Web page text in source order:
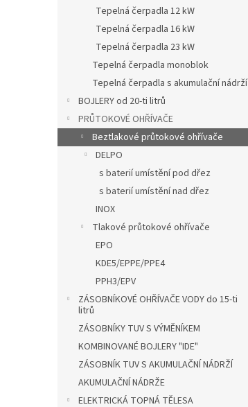
Tepelná čerpadla 12 kW
Tepelná čerpadla 16 kW
Tepelná čerpadla 23 kW
Tepelná čerpadla monoblok
Tepelná čerpadla s akumulační nádrží
BOJLERY od 20-ti litrů
PRŮTOKOVÉ OHŘÍVAČE
Beztlakové průtokové ohřívače
DELPO
s baterií umístění pod dřez
s baterií umístění nad dřez
INOX
Tlakové průtokové ohřívače
EPO
KDE5/EPPE/PPE4
PPH3/EPV
ZÁSOBNÍKOVÉ OHŘÍVAČE VODY do 15-ti
litrů
ZÁSOBNÍKY TUV S VÝMĚNÍKEM
KOMBINOVANÉ BOJLERY "IDE"
ZÁSOBNÍK TUV S AKUMULAČNÍ NÁDRŽÍ
AKUMULAČNÍ NÁDRŽE
ELEKTRICKÁ TOPNÁ TĚLESA